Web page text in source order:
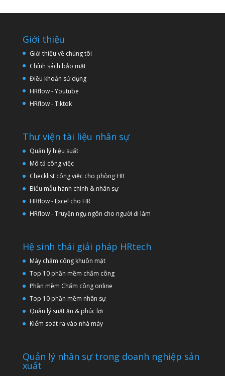
Giới thiệu
Giới thiệu về chúng tôi
Chính sách bảo mật
Điều khoản sử dụng
HRflow - Youtube
HRflow - Tiktok
Thư viện tài liệu nhân sự
Quản lý hiệu suất
Mô tả công việc
Checklist công việc cho phòng HR
Biểu mẫu hành chính & nhân sự
HRflow - Excel cho HR
HRflow - Truyện ngụ ngôn cho người đi làm
Hệ sinh thái giải pháp HRtech
Máy chấm công khuôn mặt
Top 10 phần mềm chấm công
Phần mềm Chấm công online
Top 10 phần mềm nhân sự
Quản lý suất ăn & phúc lợi
Kiểm soát ra vào nhà máy
Quản lý nhân sự trong doanh nghiệp sản
xuất